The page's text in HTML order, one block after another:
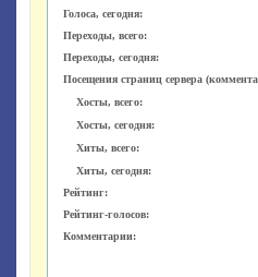
Голоса, сегодня:
Переходы, всего:
Переходы, сегодня:
Посещения страниц сервера
Хосты, всего:
Хосты, сегодня:
Хиты, всего:
Хиты, сегодня:
Рейтинг:
Рейтинг-голосов:
Комментарии: